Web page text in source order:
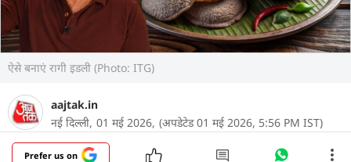
ऐसे बनाएं रागी इडली (Photo: ITG)
aajtak.in
नई दिल्ली, 01 मई 2026, (अपडेटेड 01 मई 2026, 5:56 PM IST)
Prefer us on